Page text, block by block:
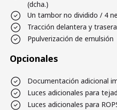
(dcha.)
Un tambor no dividido / 4
Tracción delantera y
Ppulverización de emulsión
Opcionales
Documentación adicional
Luces adicionales para
Luces adicionales para